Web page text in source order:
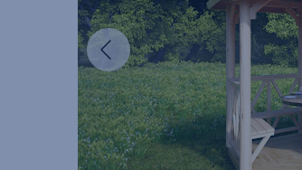
Edellinen